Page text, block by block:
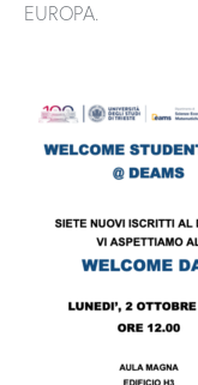
EUROPA.